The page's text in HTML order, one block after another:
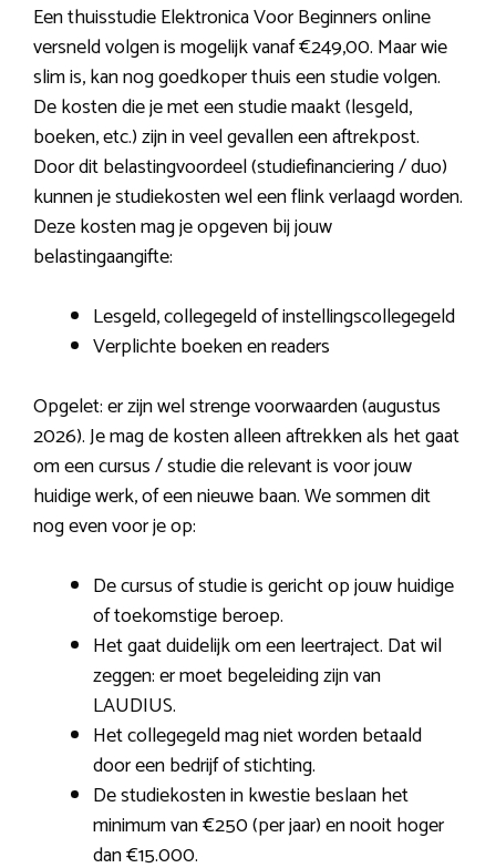
Een thuisstudie Elektronica Voor Beginners online
versneld volgen is mogelijk vanaf €249,00. Maar wie
slim is, kan nog goedkoper thuis een studie volgen.
De kosten die je met een studie maakt (lesgeld,
boeken, etc.) zijn in veel gevallen een aftrekpost.
Door dit belastingvoordeel (studiefinanciering / duo)
kunnen je studiekosten wel een flink verlaagd worden.
Deze kosten mag je opgeven bij jouw
belastingaangifte:
Lesgeld, collegegeld of instellingscollegegeld
Verplichte boeken en readers
Opgelet: er zijn wel strenge voorwaarden (augustus
2026). Je mag de kosten alleen aftrekken als het gaat
om een cursus / studie die relevant is voor jouw
huidige werk, of een nieuwe baan. We sommen dit
nog even voor je op:
De cursus of studie is gericht op jouw huidige
of toekomstige beroep.
Het gaat duidelijk om een leertraject. Dat wil
zeggen: er moet begeleiding zijn van
LAUDIUS.
Het collegegeld mag niet worden betaald
door een bedrijf of stichting.
De studiekosten in kwestie beslaan het
minimum van €250 (per jaar) en nooit hoger
dan €15.000.